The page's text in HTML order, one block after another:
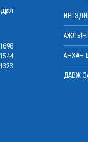
ХХК, “Цэцэнс
“Бөөрөлжүүтийн тал”
хэргийг хянан
2022 оны
АЖЛЫН
АНХАН
ДАВЖ